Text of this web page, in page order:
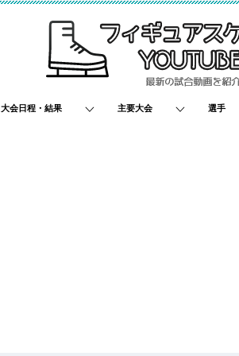
大会日程・結果 主要大会 選手